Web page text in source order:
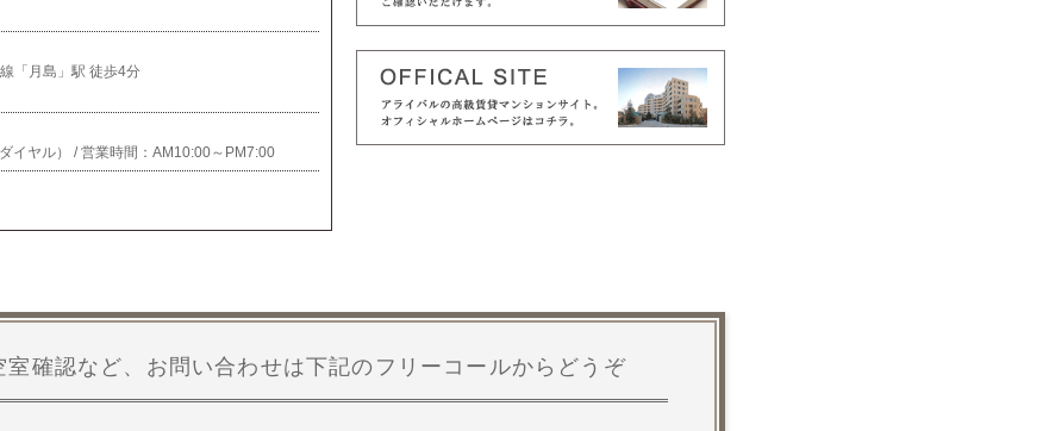
「月島」駅 徒歩4分
イヤル） / 営業時間： AM10:00～PM7:00
室確認など、お問い合わせは下記のフリーコールからどうぞ